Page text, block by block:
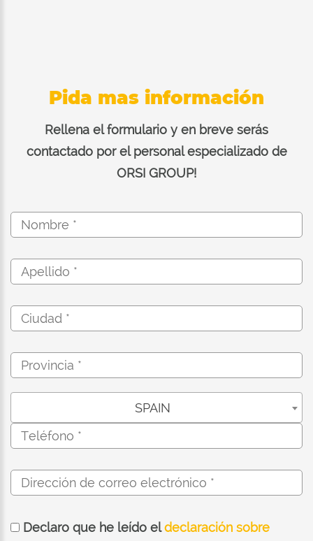
Pida mas información
Rellena el formulario y en breve serás
contactado por el personal especializado de
ORSI GROUP!
SPAIN
Declaro que he leído eldeclaración sobre